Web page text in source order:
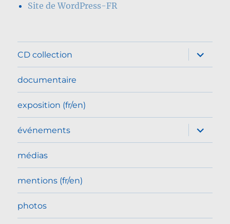
Site de WordPress-FR
CD collection
ouvrir
le
sous-
documentaire
exposition (fr/en)
événements
ouvrir
le
sous-
médias
mentions (fr/en)
photos